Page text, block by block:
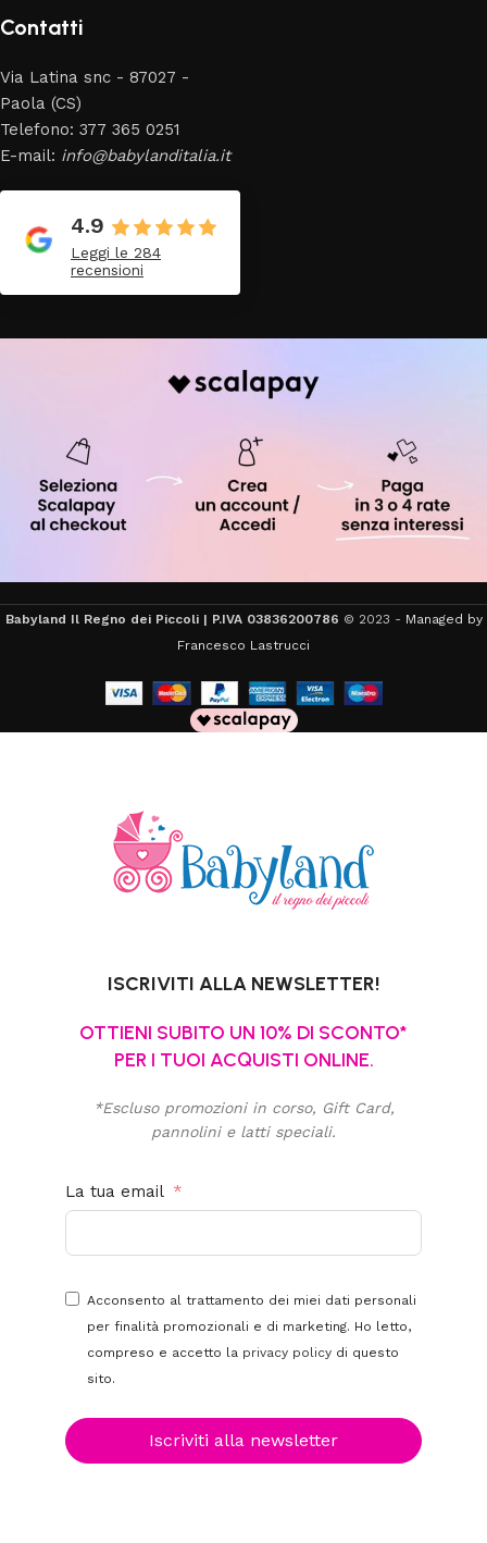
Contatti
Via Latina snc - 87027 -
Paola (CS)
Telefono: 377 365 0251
E-mail: info@babylanditalia.it
4.9
Leggi le 284
recensioni
Babyland Il Regno dei Piccoli | P.IVA 03836200786 © 2023 - Managed by
Francesco Lastrucci
ISCRIVITI ALLA NEWSLETTER!
OTTIENI SUBITO UN 10% DI SCONTO*
PER I TUOI ACQUISTI ONLINE.
*Escluso promozioni in corso, Gift Card,
pannolini e latti speciali.
La tua email
Acconsento al trattamento dei miei dati personali
per finalità promozionali e di marketing. Ho letto,
compreso e accetto la privacy policy di questo
sito.
Iscriviti alla newsletter